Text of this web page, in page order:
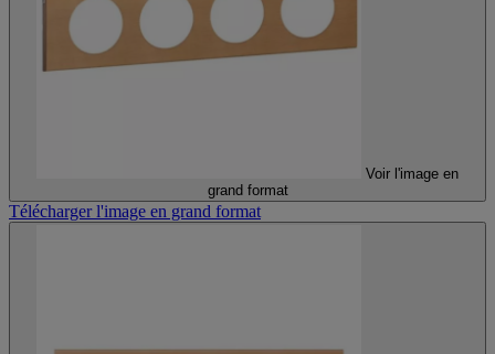
Voir l'image en
grand format
Télécharger l'image en grand format